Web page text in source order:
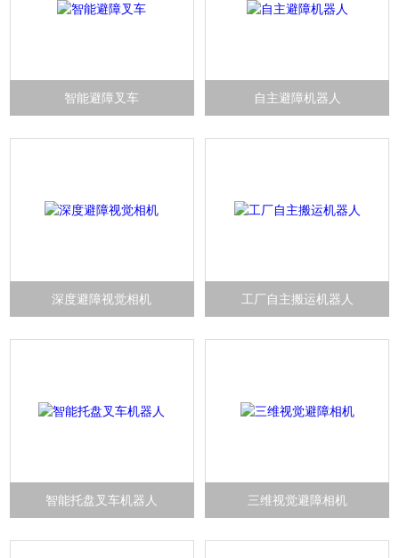
智能避障叉车 自主避障机器人
深度避障视觉相机 工厂自主搬运机器人
智能托盘叉车机器人 三维视觉避障相机